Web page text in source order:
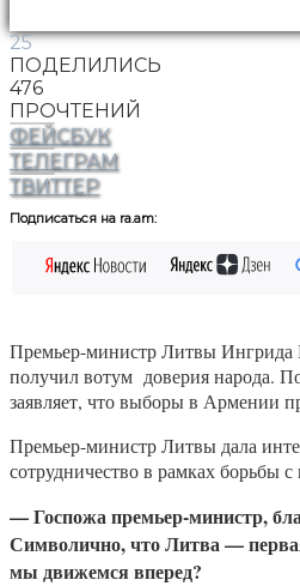
25
ПОДЕЛИЛИСЬ
476
ПРОЧТЕНИЙ
ФЕЙСБУК
ТЕЛЕГРАМ
ТВИТТЕР
Подписаться на ra.am:
Премьер-министр Литвы Ингрида
получил вотум доверия народа.
заявляет, что выборы в Армении
Премьер-министр Литвы дала
сотрудничество в рамках борьбы
— Госпожа премьер-министр,
Символично, что Литва —
мы движемся вперед?